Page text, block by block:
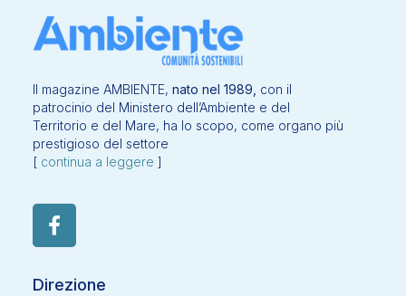
Il magazine AMBIENTE, nato nel 1989, con il
patrocinio del Ministero dell’Ambiente e del
Territorio e del Mare, ha lo scopo, come organo più
prestigioso del settore
[ continua a leggere ]
Direzione